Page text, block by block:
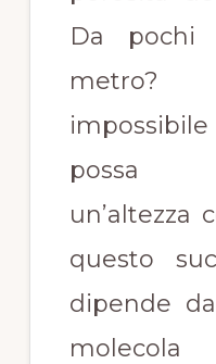
Da pochi
metro?
possa
un’altezza
questo
dipende